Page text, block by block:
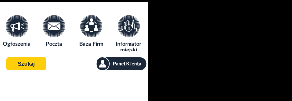
Ogłoszenia Poczta Baza Firm
Informator
miejski
Szukaj